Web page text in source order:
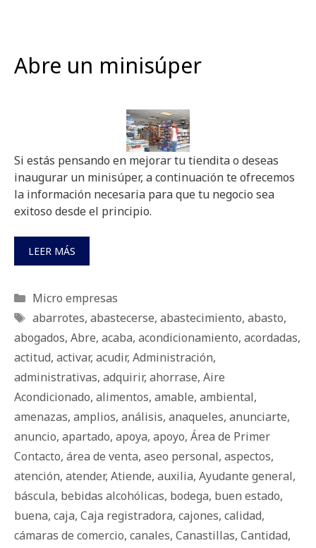
Abre un minisúper
Si estás pensando en mejorar tu tiendita o deseas
inaugurar un minisúper, a continuación te ofrecemos
la información necesaria para que tu negocio sea
exitoso desde el principio.
LEER MÁS
Categorías
Micro empresas
Etiquetas
abarrotes, abastecerse, abastecimiento, abasto,
abogados, Abre, acaba, acondicionamiento, acordadas,
actitud, activar, acudir, Administración,
administrativas, adquirir, ahorrase, Aire
Acondicionado, alimentos, amable, ambiental,
amenazas, amplios, análisis, anaqueles, anunciarte,
anuncio, apartado, apoya, apoyo, Área de Primer
Contacto, área de venta, aseo personal, aspectos,
atención, atender, Atiende, auxilia, Ayudante general,
báscula, bebidas alcohólicas, bodega, buen estado,
buena, caja, Caja registradora, cajones, calidad,
cámaras de comercio, canales, Canastillas, Cantidad,